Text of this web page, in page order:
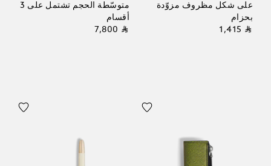
على شكل مظروف مزوّدة
بحزام
⃁ 1,415
متوسّطة الحجم تشتمل على 3
أقسام
⃁ 7,800